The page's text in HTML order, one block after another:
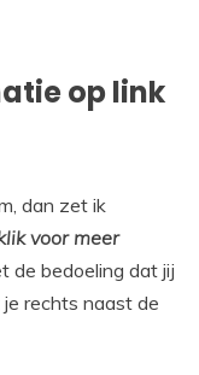
op link
dan zet ik
voor meer
de bedoeling dat jij
je rechts naast de